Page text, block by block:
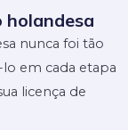
holandesa
nunca foi tão
em cada etapa
licença de